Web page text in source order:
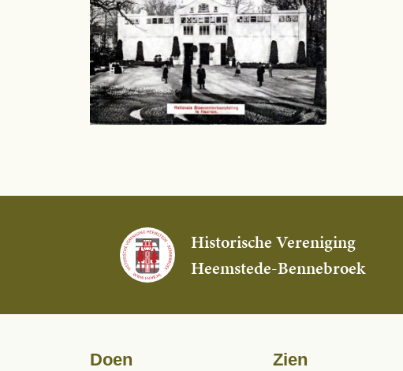
Historische Vereniging
Heemstede-Bennebroek
Doen Zien